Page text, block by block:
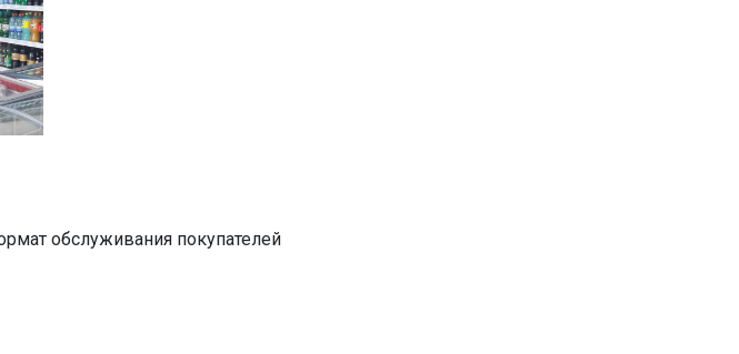
обслуживания покупателей